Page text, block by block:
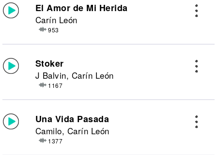
El Amor de Mi Herida
Carín León
953
Stoker
J Balvin, Carín León
1167
Una Vida Pasada
Camilo, Carín León
1377